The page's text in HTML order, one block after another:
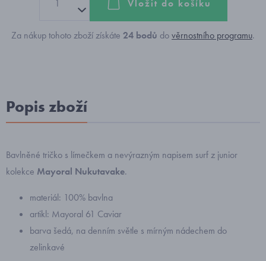
Vložit do košíku
Za nákup tohoto zboží získáte 24 bodů dověrnostního programu.
Popis zboží
Bavlněné tričko s límečkem a nevýrazným napisem surf z junior
kolekce Mayoral Nukutavake.
materiál: 100% bavlna
artikl: Mayoral 61 Caviar
barva šedá, na denním světle s mírným nádechem do
zelinkavé